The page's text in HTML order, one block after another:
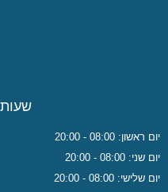
יום ראשון: 08:00 - 20:00
יום שני: 08:00 - 20:00
יום שלישי: 08:00 - 20:00